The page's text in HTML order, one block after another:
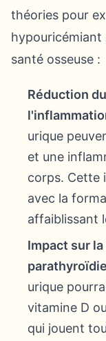
théories pour
hypouricémiant
santé osseuse :
Réduction
urique
et une
corps. Cette
avec la
affaiblissant
Impact sur
urique
vitamine D
qui jouent